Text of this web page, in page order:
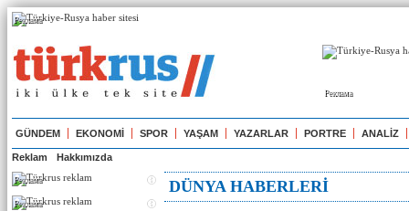
Реклама
Реклама
GÜNDEM EKONOMİ SPOR YAŞAM YAZARLAR PORTRE ANALİZ
Reklam Hakkımızda
Реклама
Реклама
DÜNYA HABERLERİ